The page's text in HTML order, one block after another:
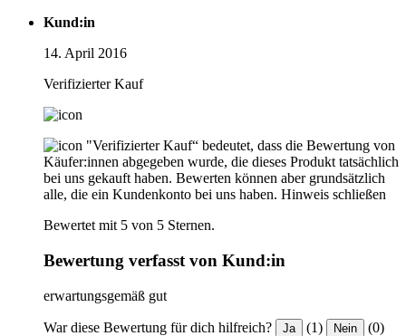
Kund:in
14. April 2016
Verifizierter Kauf
"Verifizierter Kauf“ bedeutet, dass die Bewertung von
Käufer:innen abgegeben wurde, die dieses Produkt tatsächlich
bei uns gekauft haben. Bewerten können aber grundsätzlich
alle, die ein Kundenkonto bei uns haben. Hinweis schließen
Bewertet mit 5 von 5 Sternen.
Bewertung verfasst von Kund:in
erwartungsgemäß gut
War diese Bewertung für dich hilfreich? Ja (1) Nein (0)